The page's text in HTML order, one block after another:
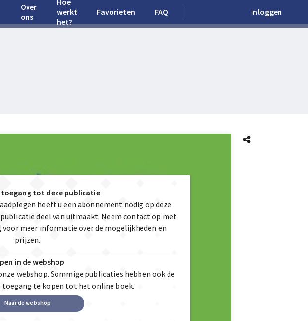
Over
ons
Hoe
werkt
het?
Favorieten FAQ Inloggen
toegang tot deze publicatie
heeft u een abonnement nodig op deze
deel van uitmaakt. Neem contact op met
voor meer informatie over de mogelijkheden en
prijzen.
in de webshop
webshop. Sommige publicaties hebben ook de
te kopen tot het online boek.
Naar de webshop